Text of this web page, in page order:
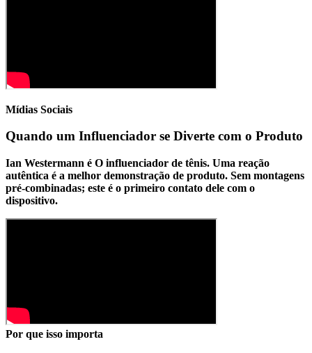
Mídias Sociais
Quando um Influenciador se Diverte com o Produto
Ian Westermann é O influenciador de tênis. Uma reação
autêntica é a melhor demonstração de produto. Sem montagens
pré-combinadas; este é o primeiro contato dele com o
dispositivo.
Por que isso importa